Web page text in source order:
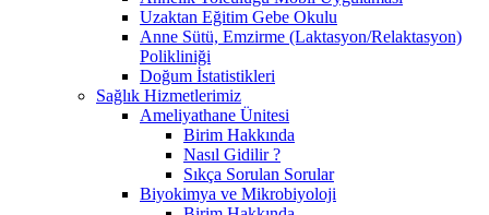
Uzaktan Eğitim Gebe Okulu
Anne Sütü, Emzirme (Laktasyon/Relaktasyon)
Polikliniği
Doğum İstatistikleri
Sağlık Hizmetlerimiz
Ameliyathane Ünitesi
Birim Hakkında
Nasıl Gidilir ?
Sıkça Sorulan Sorular
Biyokimya ve Mikrobiyoloji